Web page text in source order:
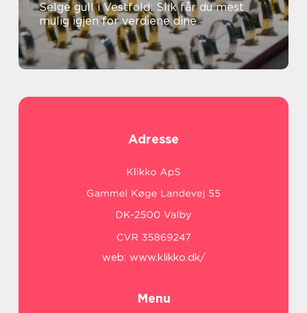
Selge gull i Vestfold: Slik får du mest
mulig igjen for verdiene dine
Adresse
web: www.klikko.dk/
Menu